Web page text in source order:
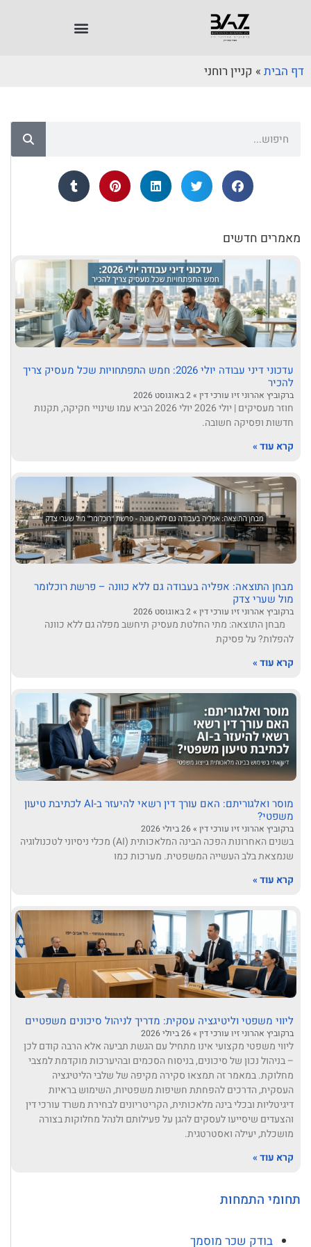
דף הבית » קניין רוחני
מאמרים חדשים
עדכוני דיני עבודה יולי 2026: חמש התפתחויות שכל מעסיק צריך
להכיר
ברקוביץ אהרוני זיו עורכי דין
חוזר מעסיקים | יולי 2026 יולי 2026 הביא עמו שינויי חקיקה, תקנות
חדשות ופסיקה חשובה.
קרא עוד »
מבחן התוצאה: אפליה בעבודה גם ללא כוונה – פרשת רוכלומר
מול שערי צדק
ברקוביץ אהרוני זיו עורכי דין
מבחן התוצאה: מתי החלטת מעסיק תיחשב מפלה גם ללא כוונה
להפלות? על פסיקת
קרא עוד »
מוסר ואלגוריתם: האם עורך דין רשאי להיעזר ב-AI לכתיבת טיעון
משפטי?
ברקוביץ אהרוני זיו עורכי דין
בשנים האחרונות הפכה הבינה המלאכותית (AI) מכלי ניסיוני לטכנולוגיה
שנמצאת בלב העשייה המשפטית. מערכות כמו
קרא עוד »
ליווי משפטי וליטיגציה עסקית: מדריך לניהול סיכונים משפטיים
ברקוביץ אהרוני זיו עורכי דין
ליווי משפטי מקצועי אינו מתחיל עם הגשת תביעה אלא הרבה קודם לכן
– בניהול נכון של סיכונים, בניסוח הסכמים ובהיערכות מוקדמת למצבי
מחלוקת. במאמר זה תמצאו סקירה מקיפה של שלבי הליטיגציה
העסקית, הדרכים להפחתת חשיפות משפטיות, השימוש בראיות
דיגיטליות ובכלי בינה מלאכותית, הקריטריונים לבחירת משרד עורכי דין
והצעדים שיסייעו לעסקים להגן על פעילותם ולנהל מחלוקות בצורה
מושכלת, יעילה ואסטרטגית.
קרא עוד »
תחומי התמחות
בודק שכר מוסמך